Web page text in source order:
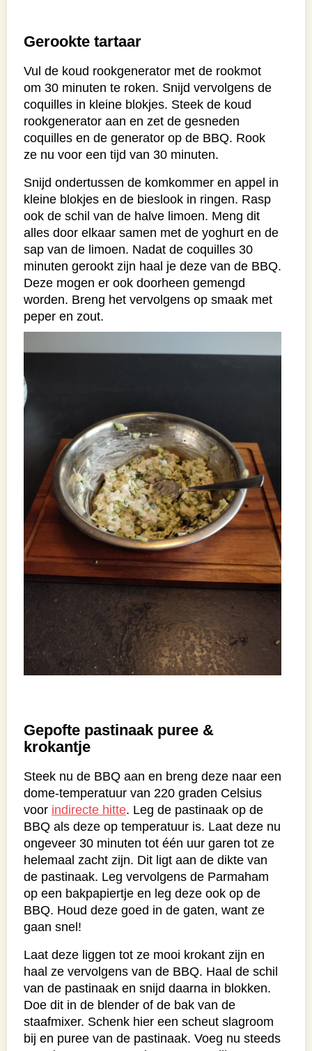
Gerookte tartaar
Vul de koud rookgenerator met de rookmot
om 30 minuten te roken. Snijd vervolgens de
coquilles in kleine blokjes. Steek de koud
rookgenerator aan en zet de gesneden
coquilles en de generator op de BBQ. Rook
ze nu voor een tijd van 30 minuten.
Snijd ondertussen de komkommer en appel in
kleine blokjes en de bieslook in ringen. Rasp
ook de schil van de halve limoen. Meng dit
alles door elkaar samen met de yoghurt en de
sap van de limoen. Nadat de coquilles 30
minuten gerookt zijn haal je deze van de BBQ.
Deze mogen er ook doorheen gemengd
worden. Breng het vervolgens op smaak met
peper en zout.
Gepofte pastinaak puree &
krokantje
Steek nu de BBQ aan en breng deze naar een
dome-temperatuur van 220 graden Celsius
voor indirecte hitte. Leg de pastinaak op de
BBQ als deze op temperatuur is. Laat deze nu
ongeveer 30 minuten tot één uur garen tot ze
helemaal zacht zijn. Dit ligt aan de dikte van
de pastinaak. Leg vervolgens de Parmaham
op een bakpapiertje en leg deze ook op de
BBQ. Houd deze goed in de gaten, want ze
gaan snel!
Laat deze liggen tot ze mooi krokant zijn en
haal ze vervolgens van de BBQ. Haal de schil
van de pastinaak en snijd daarna in blokken.
Doe dit in de blender of de bak van de
staafmixer. Schenk hier een scheut slagroom
bij en puree van de pastinaak. Voeg nu steeds